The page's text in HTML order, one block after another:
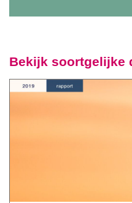
Bekijk soortgelijke